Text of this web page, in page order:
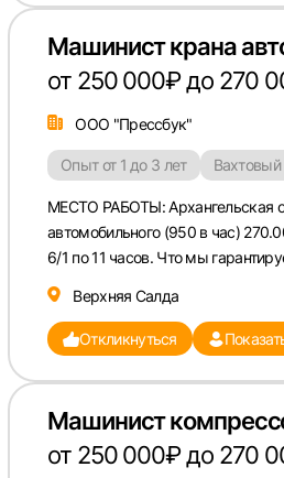
Машинист крана
от 250 000₽ до 270
ООО "Прессбук"
Опыт от 1 до 3 лет
МЕСТО РАБОТЫ: Архангельская
автомобильного (950 в час)
6/1 по 11 часов. Что мы
Верхняя Салда
Откликнуться
Машинист
от 250 000₽ до 270